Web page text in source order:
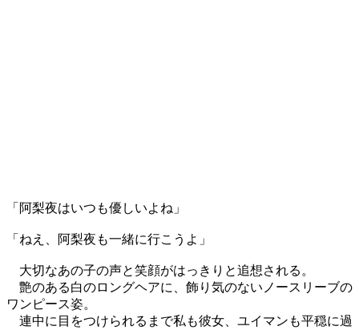
「阿梨夜はいつも優しいよね」
「ねえ、阿梨夜も一緒に行こうよ」
大切なあの子の声と笑顔がはっきりと追想される。
艶のある白のロングヘアに、飾り気のないノースリーブの
ワンピース姿。
連中に目をつけられるまで私も彼女、ユイマンも平穏に過